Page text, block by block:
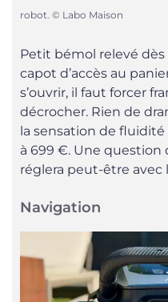
robot. © Labo Maison
Petit bémol relevé dès
capot d’accès au
s’ouvrir, il faut forcer
décrocher. Rien de
la sensation de
à 699 €. Une question
réglera peut-être avec
Navigation